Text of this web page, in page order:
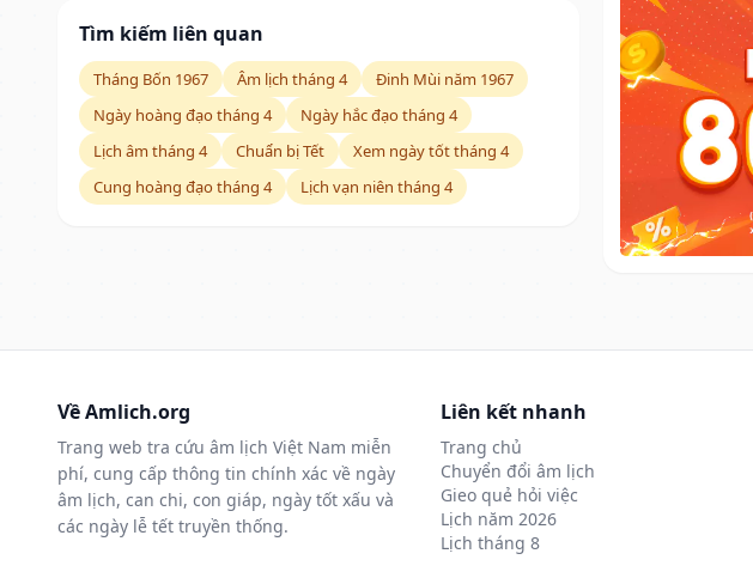
Tìm kiếm liên quan
Tháng Bốn 1967 Âm lịch tháng 4
Đinh Mùi năm 1967
Ngày hoàng đạo tháng 4
Ngày hắc đạo tháng 4
Lịch âm tháng 4
Chuẩn bị Tết
Xem ngày tốt tháng 4
Cung hoàng đạo tháng 4
Lịch vạn niên tháng 4
Về Amlich.org
Trang web tra cứu âm lịch Việt Nam miễn
phí, cung cấp thông tin chính xác về ngày
âm lịch, can chi, con giáp, ngày tốt xấu và
các ngày lễ tết truyền thống.
Liên kết nhanh
Trang chủ
Chuyển đổi âm lịch
Gieo quẻ hỏi việc
Lịch năm 2026
Lịch tháng 8